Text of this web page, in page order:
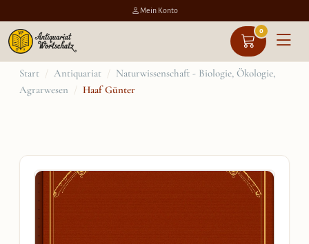
Mein Konto
0
Zum
Inhalt
Start / Antiquariat / Naturwissenschaft - Biologie, Ökologie,
Agrarwesen / Haaf Günter